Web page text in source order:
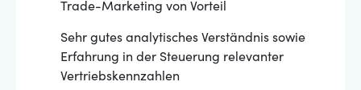
Trade-Marketing von Vorteil
Sehr gutes analytisches Verständnis sowie
Erfahrung in der Steuerung relevanter
Vertriebskennzahlen